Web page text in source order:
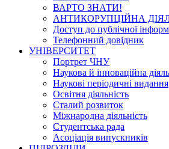
ВАРТО ЗНАТИ!
АНТИКОРУПЦІЙНА
Доступ до публічної
Телефонний довідник
УНІВЕРСИТЕТ
Портрет ЧНУ
Наукова й інноваційна
Наукові періодичні видання
Освітня діяльність
Сталий розвиток
Міжнародна діяльність
Студентська рада
Асоціація випускників